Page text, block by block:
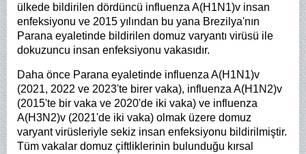
ülkede bildirilen dördüncü influenza A(H1N1)v insan
enfeksiyonu ve 2015 yılından bu yana Brezilya'nın
Parana eyaletinde bildirilen domuz varyantı virüsü ile
dokuzuncu insan enfeksiyonu vakasıdır.
Daha önce Parana eyaletinde influenza A(H1N1)v
(2021, 2022 ve 2023'te birer vaka), influenza A(H1N2)v
(2015'te bir vaka ve 2020'de iki vaka) ve influenza
A(H3N2)v (2021'de iki vaka) olmak üzere domuz
varyant virüsleriyle sekiz insan enfeksiyonu bildirilmiştir.
Tüm vakalar domuz çiftliklerinin bulunduğu kırsal